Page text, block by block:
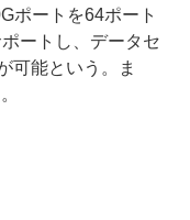
ポートを64ポート
ートし、データセ
可能という。ま